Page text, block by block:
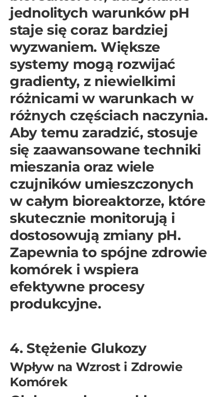
jednolitych warunków pH
staje się coraz bardziej
wyzwaniem. Większe
systemy mogą rozwijać
gradienty, z niewielkimi
różnicami w warunkach w
różnych częściach naczynia.
Aby temu zaradzić, stosuje
się zaawansowane techniki
mieszania oraz wiele
czujników umieszczonych
w całym bioreaktorze, które
skutecznie monitorują i
dostosowują zmiany pH.
Zapewnia to spójne zdrowie
komórek i wspiera
efektywne procesy
produkcyjne.
4. Stężenie Glukozy
Wpływ na Wzrost i Zdrowie
Komórek